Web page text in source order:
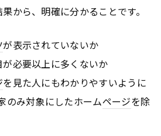
から、明確に分かることです。
が表示されていないか
が必要以上に多くないか
を見た人にもわかりやすいように
のみ対象にしたホームページを除